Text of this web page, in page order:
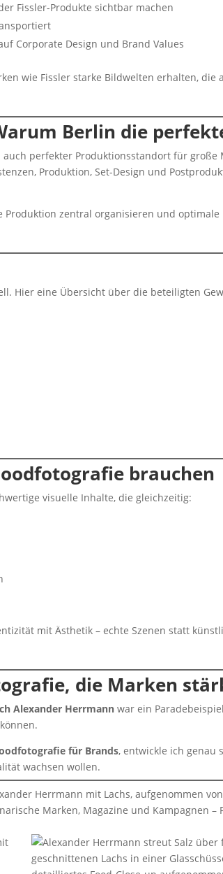
Fissler-Produkte sichtbar machen
Corporate Design und Brand Values
wie Fissler starke Bildwelten erhalten,
Berlin die
perfekter Produktionsstandort für große
Produktion, Set-Design und
Produktion zentral organisieren und
Hier eine Übersicht über die beteiligten
brauchen
visuelle Inhalte, die gleichzeitig:
mit Ästhetik – echte Szenen statt
die Marken
Alexander Herrmann war ein
für Brands, entwickle ich genau
wachsen wollen.